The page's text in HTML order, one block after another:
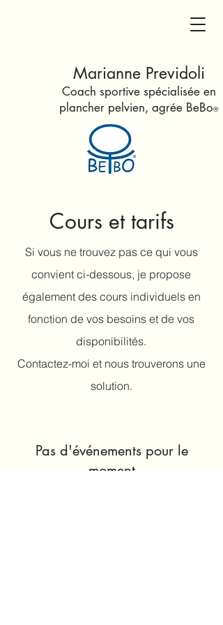
Marianne Previdoli
Coach sportive spécialisée en
plancher pelvien, agrée BeBo®
Cours et tarifs
Si vous ne trouvez pas ce qui vous
convient ci-dessous, je propose
également des cours individuels en
fonction de vos besoins et de vos
disponibilités.
Contactez-moi et nous trouverons une
solution.
Pas d'événements pour le
moment